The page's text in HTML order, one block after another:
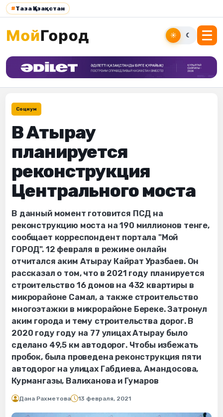
#Таза Қазақстан
☀ ☾
Социум
В Атырау
планируется
реконструкция
Центрального моста
В данный момент готовится ПСД на
реконструкцию моста на 190 миллионов тенге,
сообщает корреспондент портала "Мой
ГОРОД". 12 февраля в режиме онлайн
отчитался аким Атырау Кайрат Уразбаев. Он
рассказал о том, что в 2021 году планируется
строительство 16 домов на 432 квартиры в
микрорайоне Самал, а также строительство
многоэтажки в микрорайоне Береке. Затронул
аким города и тему строительства дорог. В
2020 году году на 77 улицах Атырау было
сделано 49,5 км автодорог. Чтобы избежать
пробок, была проведена реконструкция пяти
автодорог на улицах Габдиева, Амандосова,
Курмангазы, Валиханова и Гумаров
Дана Рахметова 13 февраля, 2021